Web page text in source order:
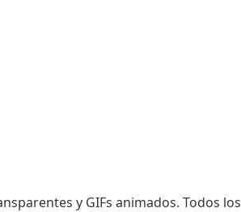
y GIFs animados. Todos los